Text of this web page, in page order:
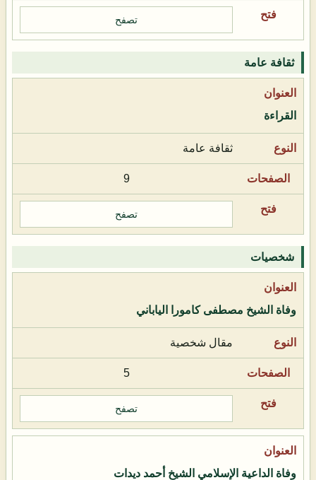
تصفح
ثقافة عامة
القراءة
ثقافة عامة
9
تصفح
شخصيات
وفاة الشيخ مصطفى كامورا الياباني
مقال شخصية
5
تصفح
وفاة الداعية الإسلامي الشيخ أحمد ديدات